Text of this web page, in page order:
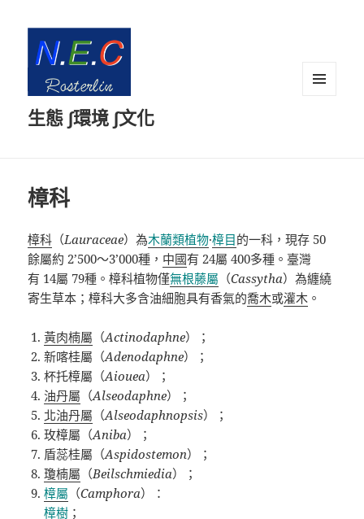
生態 ∫環境 ∫文化
樟科
樟科 （Lauraceae）為木蘭類植物·樟目的一科，現存 50
餘屬約 2’500～3’000種， 中國有 24屬 400多種。臺灣
有 14屬 79種。樟科植物僅無根藤屬 （Cassytha）為纏繞
寄生草本；樟科大多含油細胞具有香氣的喬木或灌木 。
黃肉楠屬 （Actinodaphne）；
新喀桂屬（Adenodaphne）；
杯托樟屬（Aiouea）；
油丹屬 （Alseodaphne）；
北油丹屬 （Alseodaphnopsis）；
玫樟屬（Aniba）；
盾蕊桂屬（Aspidostemon）；
瓊楠屬 （Beilschmiedia）；
樟屬 （Camphora）：
樟樹 ；